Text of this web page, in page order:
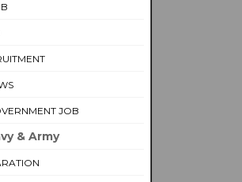
JOB
& Army